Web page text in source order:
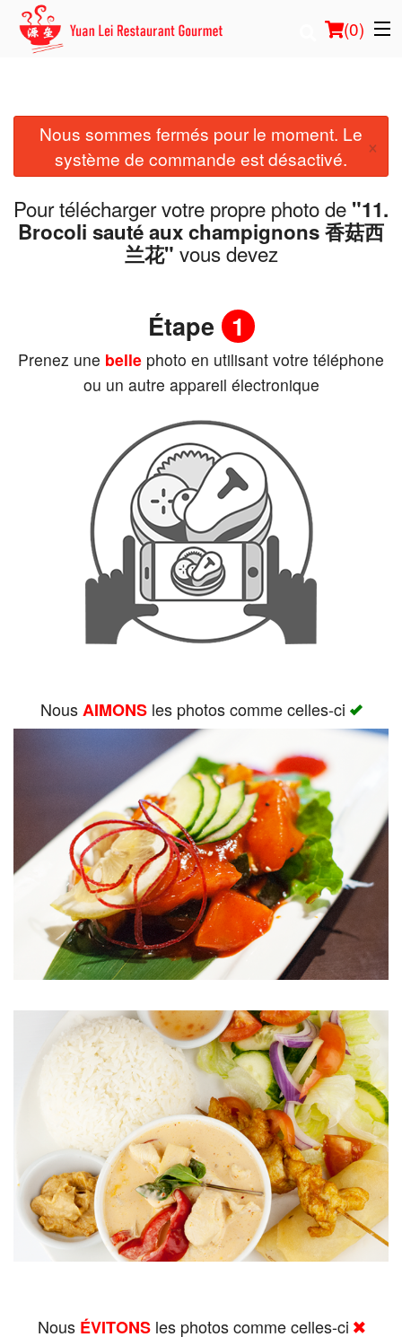
(0)
Commander en ligne
Emplacement
Français
Panier (0)
Nous sommes fermés pour le moment. Le
système de commande est désactivé.
×
Pour télécharger votre propre photo de "11.
Brocoli sauté aux champignons 香菇西
兰花" vous devez
Étape 1
Prenez une belle photo en utilisant votre téléphone
ou un autre appareil électronique
NousAIMONSles photos comme celles-ci
Nous ÉVITONSles photos comme celles-ci